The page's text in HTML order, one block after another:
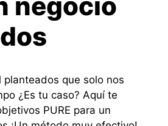
planteados que solo nos
¿Es tu caso? Aquí te
PURE para un